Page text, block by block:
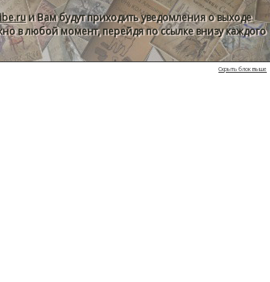
и Вам будут приходить уведомления о выходе
в любой момент, перейдя по ссылке внизу каждого
Скрыть блок выше